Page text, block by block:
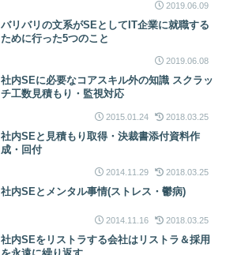
2019.06.09
バリバリの文系がSEとしてIT企業に就職する
ために行った5つのこと
2019.06.08
社内SEに必要なコアスキル外の知識 スクラッ
チ工数見積もり・監視対応
2015.01.24 2018.03.25
社内SEと見積もり取得・決裁書添付資料作
成・回付
2014.11.29 2018.03.25
社内SEとメンタル事情(ストレス・鬱病)
2014.11.16 2018.03.25
社内SEをリストラする会社はリストラ＆採用